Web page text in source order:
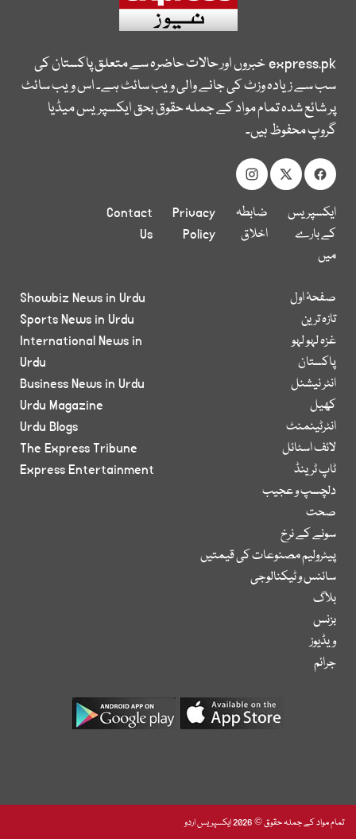
express.pkخبروں اور حالات حاضرہ سے متعلق پاکستان کی
سب سے زیادہ وزٹ کی جانے والی ویب سائٹ ہے۔ اس ویب سائٹ
پر شائع شدہ تمام مواد کے جملہ حقوق بحق ایکسپریس میڈیا
گروپ محفوظ ہیں۔
ایکسپریس
کے بارے
میں
ضابطہ
اخلاق
Privacy
Policy
Contact
Us
صفحۂ اول
تازہ ترین
غزہ لہو لہو
پاکستان
انٹر نیشنل
کھیل
انٹرٹینمنٹ
لائف اسٹائل
ٹاپ ٹرینڈ
دلچسپ و عجیب
صحت
سونے کے نرخ
پیٹرولیم مصنوعات کی قیمتیں
سائنس و ٹیکنالوجی
بلاگ
بزنس
ویڈیوز
جرائم
Showbiz News in Urdu
Sports News in Urdu
International News in
Urdu
Business News in Urdu
Urdu Magazine
Urdu Blogs
The Express Tribune
Express Entertainment
تمام مواد کے جملہ حقوق © 2026 ایکسپریس اردو